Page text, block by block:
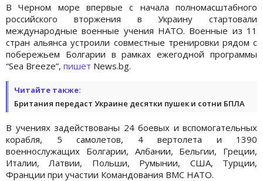
В Черном море впервые с начала полномасштабного
российского вторжения в Украину стартовали
международные военные учения НАТО. Военные из 11
стран альянса устроили совместные тренировки рядом с
побережьем Болгарии в рамках ежегодной программы
“Sea Breeze”, пишет News.bg.
Читайте также:
Британия передаст Украине десятки пушек и сотни БПЛА
В учениях задействованы 24 боевых и вспомогательных
корабля, 5 самолетов, 4 вертолета и 1390
военнослужащих Болгарии, Албании, Бельгии, Греции,
Италии, Латвии, Польши, Румынии, США, Турции,
Франции при участии Командования ВМС НАТО.